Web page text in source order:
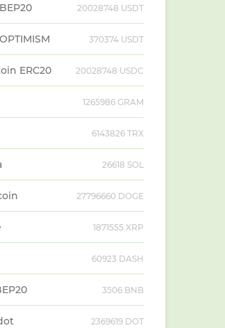
20028748 USDT
370374 USDT
ERC20 20028748 USDC
1265986 GRAM
6143826 TRX
26618 SOL
27796660 DOGE
1871555 XRP
60923 DASH
3506 BNB
2369619 DOT